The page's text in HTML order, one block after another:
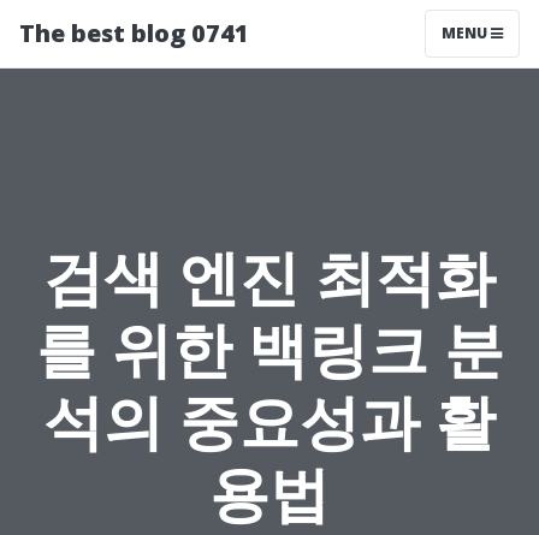
The best blog 0741 MENU
검색 엔진 최적화
를 위한 백링크 분
석의 중요성과 활
용법